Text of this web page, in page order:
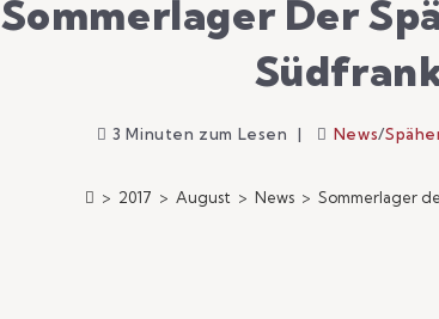
Sommerlager Der
3 Minuten zum Lesen News/
> 2017 > August > News > Sommerlager